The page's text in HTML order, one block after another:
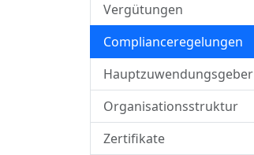
Vergütungen
Complianceregelungen
Hauptzuwendungsgeber
Organisationsstruktur
Zertifikate